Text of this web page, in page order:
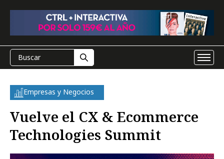
Empresas y Negocios
Vuelve el CX & Ecommerce
Technologies Summit